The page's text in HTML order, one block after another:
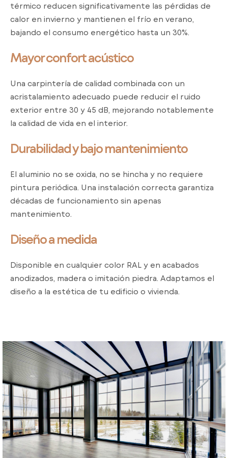
térmico reducen significativamente las pérdidas de
calor en invierno y mantienen el frío en verano,
bajando el consumo energético hasta un 30%.
Mayor confort acústico
Una carpintería de calidad combinada con un
acristalamiento adecuado puede reducir el ruido
exterior entre 30 y 45 dB, mejorando notablemente
la calidad de vida en el interior.
Durabilidad y bajo mantenimiento
El aluminio no se oxida, no se hincha y no requiere
pintura periódica. Una instalación correcta garantiza
décadas de funcionamiento sin apenas
mantenimiento.
Diseño a medida
Disponible en cualquier color RAL y en acabados
anodizados, madera o imitación piedra. Adaptamos el
diseño a la estética de tu edificio o vivienda.